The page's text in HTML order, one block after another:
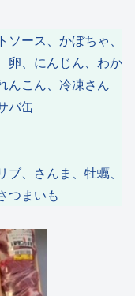
ース、かぼちゃ、
卵、にんじん、わか
んこん、冷凍さん
バ缶
、さんま、牡蠣、
つまいも